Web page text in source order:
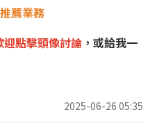
薦業務
迎點擊頭像討論 ，或給我一
2025-06-26 05:35